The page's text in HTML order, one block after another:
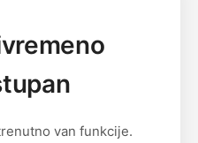
van funkcije.